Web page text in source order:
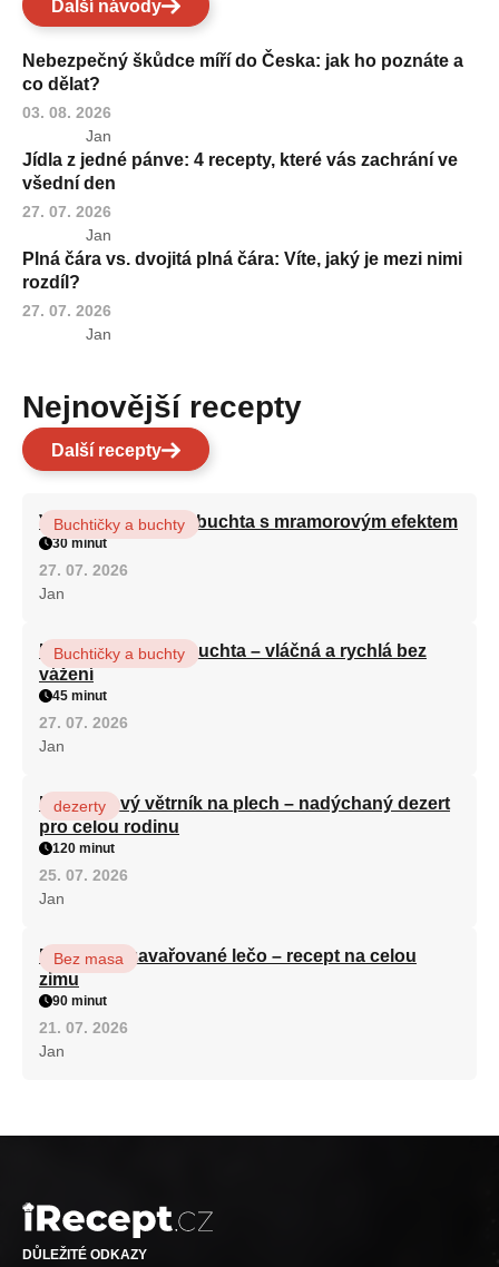
Další návody
Nebezpečný škůdce míří do Česka: jak ho poznáte a
co dělat?
03. 08. 2026
Jan
Jídla z jedné pánve: 4 recepty, které vás zachrání ve
všední den
27. 07. 2026
Jan
Plná čára vs. dvojitá plná čára: Víte, jaký je mezi nimi
rozdíl?
27. 07. 2026
Jan
Nejnovější recepty
Další recepty
Vláčná olejová litá buchta s mramorovým efektem
Buchtičky a buchty
30 minut
27. 07. 2026
Jan
Hrnková maková buchta – vláčná a rychlá bez
vážení
Buchtičky a buchty
45 minut
27. 07. 2026
Jan
Karamelový větrník na plech – nadýchaný dezert
pro celou rodinu
dezerty
120 minut
25. 07. 2026
Jan
Babiččino zavařované lečo – recept na celou
zimu
Bez masa
90 minut
21. 07. 2026
Jan
DŮLEŽITÉ ODKAZY